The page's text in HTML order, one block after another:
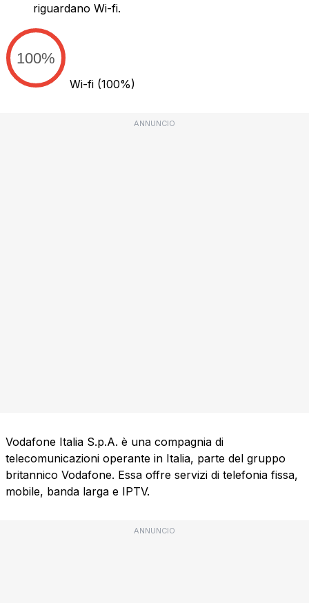
riguardano Wi-fi.
100%
Wi-fi (100%)
ANNUNCIO
Vodafone Italia S.p.A. è una compagnia di
telecomunicazioni operante in Italia, parte del gruppo
britannico Vodafone. Essa offre servizi di telefonia fissa,
mobile, banda larga e IPTV.
ANNUNCIO